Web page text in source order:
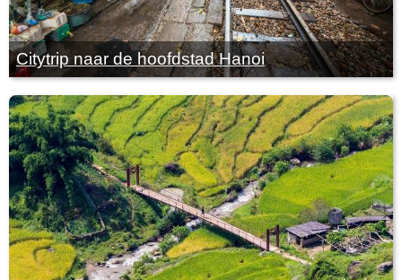
Citytrip naar de hoofdstad Hanoi